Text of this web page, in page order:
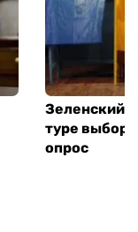
Зеленский
туре
опрос